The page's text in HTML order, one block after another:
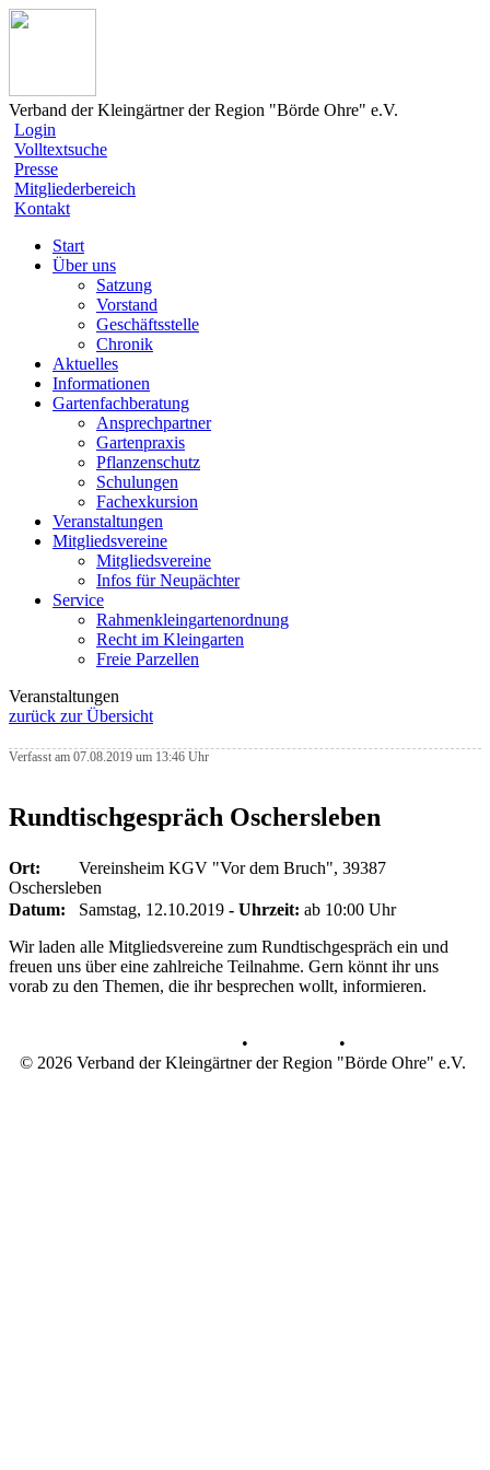
Verband der Kleingärtner der Region "Börde Ohre" e.V.
Login
Volltextsuche
Presse
Mitgliederbereich
Kontakt
Start
Über uns
Satzung
Vorstand
Geschäftsstelle
Chronik
Aktuelles
Informationen
Gartenfachberatung
Ansprechpartner
Gartenpraxis
Pflanzenschutz
Schulungen
Fachexkursion
Veranstaltungen
Mitgliedsvereine
Mitgliedsvereine
Infos für Neupächter
Service
Rahmenkleingartenordnung
Recht im Kleingarten
Freie Parzellen
Veranstaltungen
zurück zur Übersicht
Verfasst am 07.08.2019 um 13:46 Uhr
Rundtischgespräch Oschersleben
Ort:
Vereinsheim KGV "Vor dem Bruch", 39387
Oschersleben
Datum:
Samstag, 12.10.2019 - Uhrzeit: ab 10:00 Uhr
Wir laden alle Mitgliedsvereine zum Rundtischgespräch ein und
freuen uns über eine zahlreiche Teilnahme. Gern könnt ihr uns
vorab zu den Themen, die ihr besprechen wollt, informieren.
•
•
© 2026 Verband der Kleingärtner der Region "Börde Ohre" e.V.